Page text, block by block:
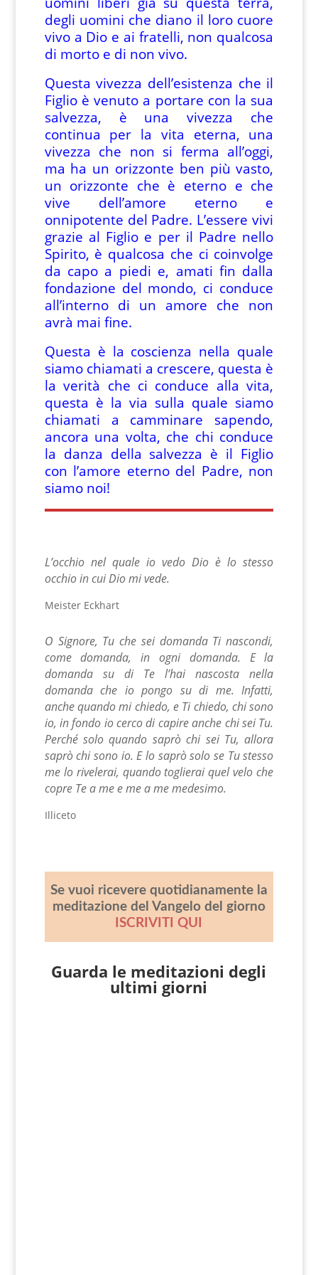
degli uomini che diano il loro cuore
vivo a Dio e ai fratelli, non qualcosa
di morto e di non vivo.
Questa vivezza dell’esistenza che il
Figlio è venuto a portare con la sua
salvezza, è una vivezza che
continua per la vita eterna, una
vivezza che non si ferma all’oggi,
ma ha un orizzonte ben più vasto,
un orizzonte che è eterno e che
vive dell’amore eterno e
onnipotente del Padre. L’essere vivi
grazie al Figlio e per il Padre nello
Spirito, è qualcosa che ci coinvolge
da capo a piedi e, amati fin dalla
fondazione del mondo, ci conduce
all’interno di un amore che non
avrà mai fine.
Questa è la coscienza nella quale
siamo chiamati a crescere, questa è
la verità che ci conduce alla vita,
questa è la via sulla quale siamo
chiamati a camminare sapendo,
ancora una volta, che chi conduce
la danza della salvezza è il Figlio
con l’amore eterno del Padre, non
siamo noi!
L’occhio nel quale io vedo Dio è lo stesso
occhio in cui Dio mi vede.
Meister Eckhart
O Signore, Tu che sei domanda Ti nascondi,
come domanda, in ogni domanda. E la
domanda su di Te l’hai nascosta nella
domanda che io pongo su di me. Infatti,
anche quando mi chiedo, e Ti chiedo, chi sono
io, in fondo io cerco di capire anche chi sei Tu.
Perché solo quando saprò chi sei Tu, allora
saprò chi sono io. E lo saprò solo se Tu stesso
me lo rivelerai, quando toglierai quel velo che
copre Te a me e me a me medesimo.
Illiceto
Se vuoi ricevere quotidianamente la
meditazione del Vangelo del giorno
ISCRIVITI QUI
Guarda le meditazioni degli
ultimi giorni